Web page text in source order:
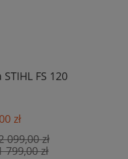
FS 120
zł
099,00 zł
799,00 zł